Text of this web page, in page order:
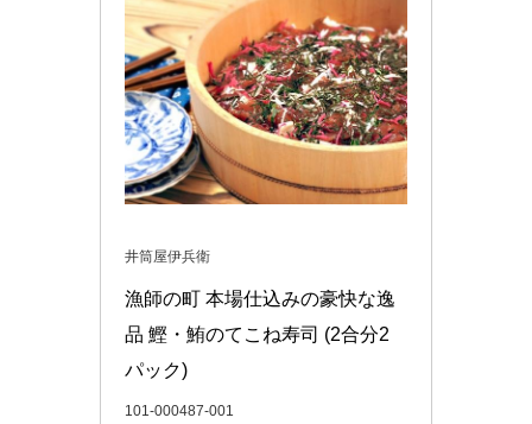
井筒屋伊兵衛
漁師の町 本場仕込みの豪快な逸
品 鰹・鮪のてこね寿司 (2合分2
パック)
101-000487-001